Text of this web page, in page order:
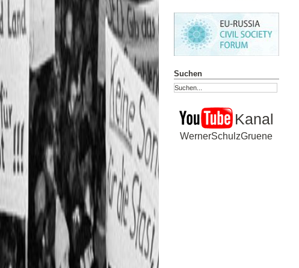
Suchen
Kanal
WernerSchulzGruene